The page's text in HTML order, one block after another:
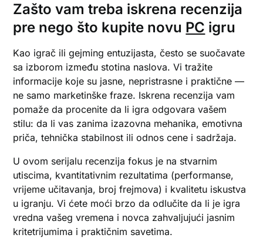
Zašto vam treba iskrena recenzija
pre nego što kupite novu PC igru
Kao igrač ili gejming entuzijasta, često se suočavate
sa izborom između stotina naslova. Vi tražite
informacije koje su jasne, nepristrasne i praktične —
ne samo marketinške fraze. Iskrena recenzija vam
pomaže da procenite da li igra odgovara vašem
stilu: da li vas zanima izazovna mehanika, emotivna
priča, tehnička stabilnost ili odnos cene i sadržaja.
U ovom serijalu recenzija fokus je na stvarnim
utiscima, kvantitativnim rezultatima (performanse,
vrijeme učitavanja, broj frejmova) i kvalitetu iskustva
u igranju. Vi ćete moći brzo da odlučite da li je igra
vredna vašeg vremena i novca zahvaljujući jasnim
kritetrijumima i praktičnim savetima.